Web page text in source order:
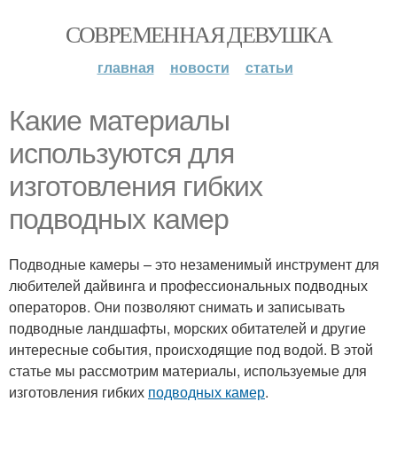
СОВРЕМЕННАЯ ДЕВУШКА
главная новости статьи
Какие материалы
используются для
изготовления гибких
подводных камер
Подводные камеры – это незаменимый инструмент для
любителей дайвинга и профессиональных подводных
операторов. Они позволяют снимать и записывать
подводные ландшафты, морских обитателей и другие
интересные события, происходящие под водой. В этой
статье мы рассмотрим материалы, используемые для
изготовления гибких подводных камер.